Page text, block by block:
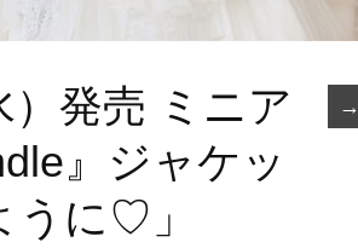
→
）発売 ミニア
』ジャケッ
うに♡」